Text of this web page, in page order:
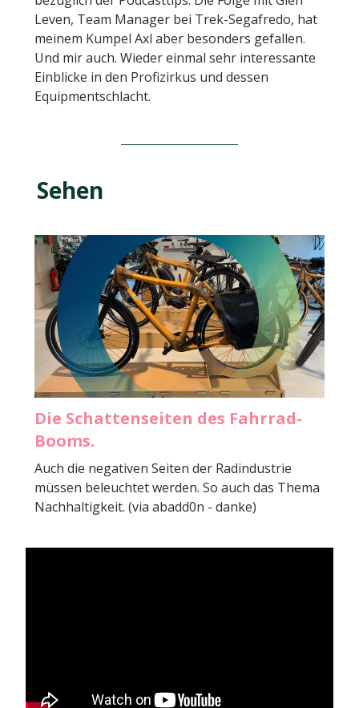
Leven, Team Manager bei Trek-Segafredo, hat
meinem Kumpel Axl aber besonders gefallen.
Und mir auch. Wieder einmal sehr interessante
Einblicke in den Profizirkus und dessen
Equipmentschlacht.
Sehen
Die Schattenseiten des Fahrrad-
Booms.
Auch die negativen Seiten der Radindustrie
müssen beleuchtet werden. So auch das Thema
Nachhaltigkeit. (via abadd0n - danke)